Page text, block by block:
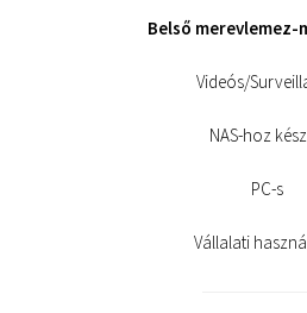
Belső
Videós/
NAS-hoz
PC-s
Vállalati